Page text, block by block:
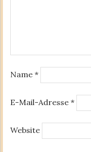
Name *
E-Mail-Adresse *
Website